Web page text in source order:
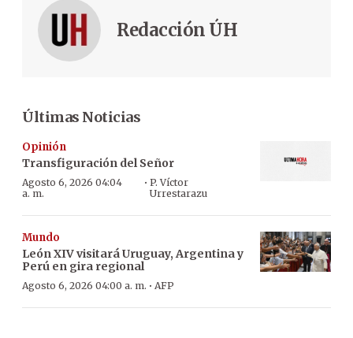
Redacción ÚH
Últimas Noticias
Opinión
Transfiguración del Señor
Agosto 6, 2026 04:04
a. m.
· P. Víctor
Urrestarazu
Mundo
León XIV visitará Uruguay, Argentina y
Perú en gira regional
Agosto 6, 2026 04:00 a. m. · AFP